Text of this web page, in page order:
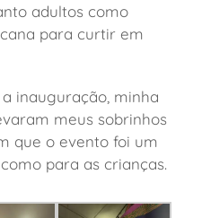
adultos como
para curtir em
inauguração, minha
meus sobrinhos
que o evento foi um
para as crianças.